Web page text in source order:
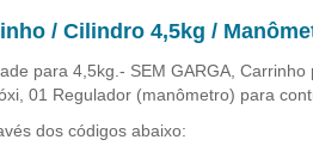
/ Cilindro 4,5kg /
para 4,5kg.- SEM GARGA, Carrinho
01 Regulador (manômetro) para
dos códigos abaixo: